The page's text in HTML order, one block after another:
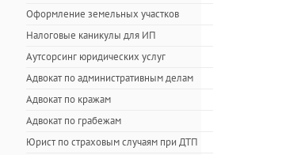
Оформление земельных участков
Налоговые каникулы для ИП
Аутсорсинг юридических услуг
Адвокат по административным делам
Адвокат по кражам
Адвокат по грабежам
Юрист по страховым случаям при ДТП